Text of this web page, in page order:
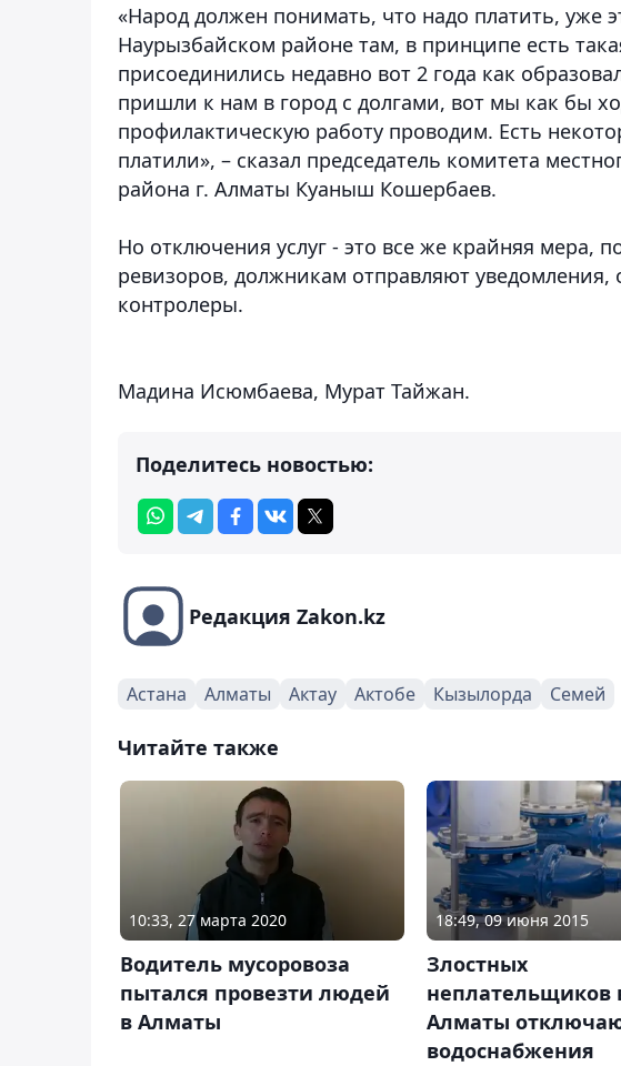
«Народ должен понимать, что надо платить, уже
Наурызбайском районе там, в принципе есть
присоединились недавно вот 2 года как
пришли к нам в город с долгами, вот мы как бы
профилактическую работу проводим. Есть
платили», – сказал председатель комитета
района г. Алматы Куаныш Кошербаев.
Но отключения услуг - это все же крайняя мера,
ревизоров, должникам отправляют
контролеры.
Мадина Исюмбаева, Мурат Тайжан.
Поделитесь новостью:
Редакция Zakon.kz
Астана Алматы Актау Актобе Кызылорда Семей
Читайте также
10:33, 27 марта 2020
Водитель мусоровоза
пытался провезти людей
в Алматы
18:49, 09 июня 2015
Злостных
неплательщиков
Алматы
водоснабжения